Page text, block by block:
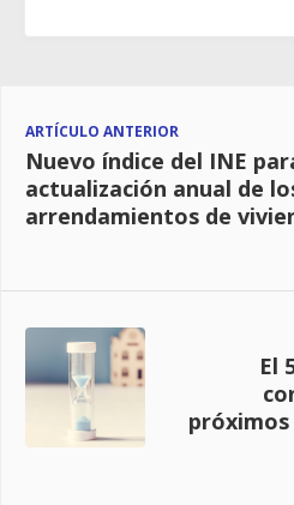
ARTÍCULO ANTERIOR
Nuevo índice del INE
actualización anual de
arrendamientos de
El
próximos